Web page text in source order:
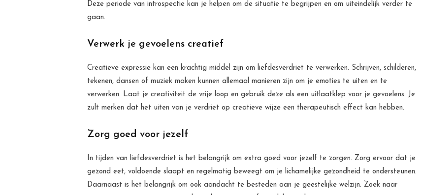
Deze periode van introspectie kan je helpen om de situatie te begrijpen en om uiteindelijk verder te
gaan.
Verwerk je gevoelens creatief
Creatieve expressie kan een krachtig middel zijn om liefdesverdriet te verwerken. Schrijven, schilderen,
tekenen, dansen of muziek maken kunnen allemaal manieren zijn om je emoties te uiten en te
verwerken. Laat je creativiteit de vrije loop en gebruik deze als een uitlaatklep voor je gevoelens. Je
zult merken dat het uiten van je verdriet op creatieve wijze een therapeutisch effect kan hebben.
Zorg goed voor jezelf
In tijden van liefdesverdriet is het belangrijk om extra goed voor jezelf te zorgen. Zorg ervoor dat je
gezond eet, voldoende slaapt en regelmatig beweegt om je lichamelijke gezondheid te ondersteunen.
Daarnaast is het belangrijk om ook aandacht te besteden aan je geestelijke welzijn. Zoek naar